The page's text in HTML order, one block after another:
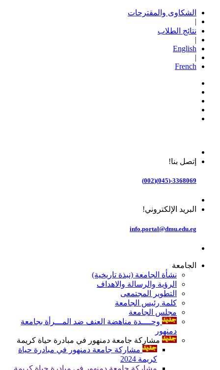
الشكاوى والمقترحات
|
نتائج الطلاب
|
English
|
French
إتصل بنا!
3368069-(045)(002)
البريد الإلكتروني!
info.portal@dmu.edu.eg
الجامعة
نشأة الجامعة (نبذة تاريخية)
الرؤية والرسالة والاهداف
التطوير المجتمعى
كلمة رئيس الجامعة
مجلس الجامعة
وحــــدة مناهضة العنف ضد المـــرأة بجامعة
دمنهور
مشاركة جامعة دمنهور في مبادرة حياة كريمة
مشاركة جامعة دمنهور في مبادرة حياة
كريمة 2024
مشاركة جامعة دمنهور في مبادرة حياة كريمة